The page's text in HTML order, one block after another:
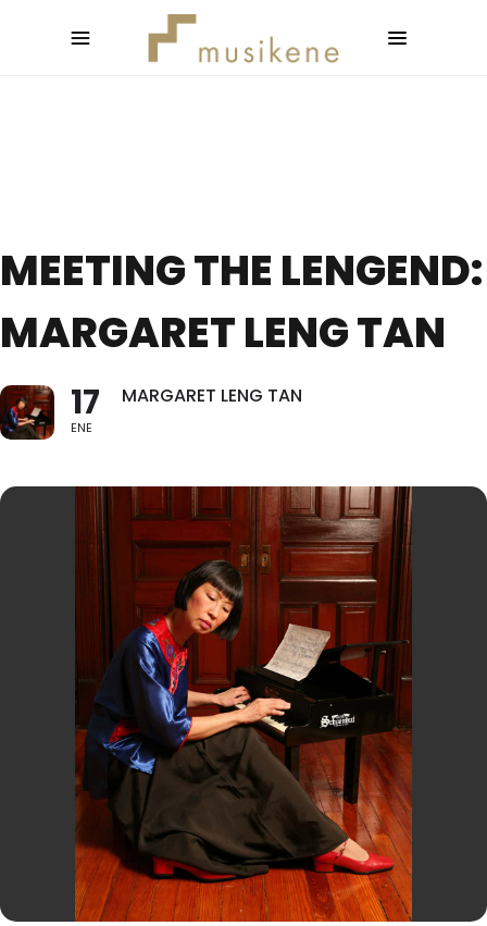
MEETING THE LENGEND:
MARGARET LENG TAN
17
ENE
MARGARET LENG TAN